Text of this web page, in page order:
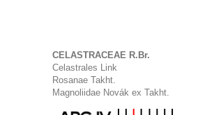
CELASTRACEAE R.Br.
Celastrales Link
Rosanae Takht.
Magnoliidae Novák ex Takht.